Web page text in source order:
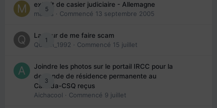
5
extrait de casier judiciaire - Allemagne
maries · Commencé 13 septembre 2005
1
La peur de me faire scam
Queen_1992 · Commencé 15 juillet
3
Joindre les photos sur le portail IRCC pour la
demande de résidence permanente au
Canada-CSQ reçus
Aichacool · Commencé 9 juillet